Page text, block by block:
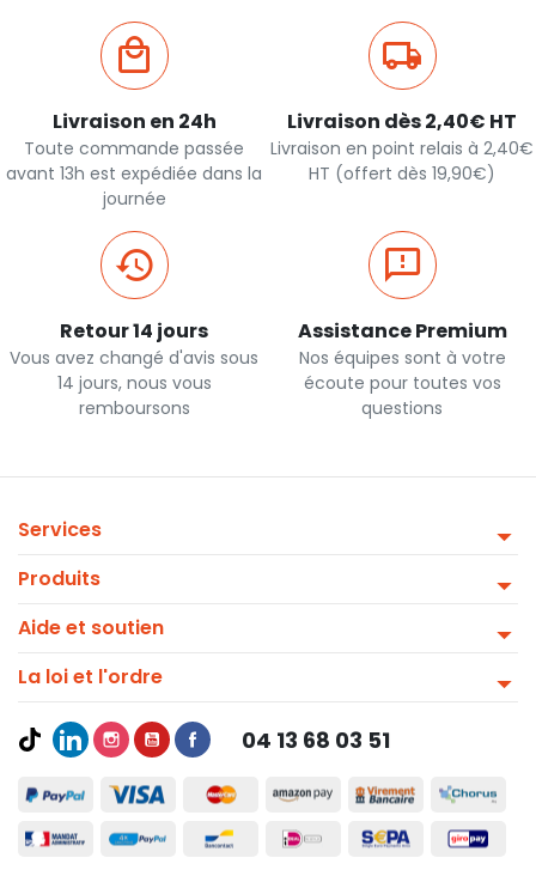
Livraison en 24h
Toute commande passée
avant 13h est expédiée dans la
journée
Livraison dès 2,40€ HT
Livraison en point relais à 2,40€
HT (offert dès 19,90€)
Retour 14 jours
Vous avez changé d'avis sous
14 jours, nous vous
remboursons
Assistance Premium
Nos équipes sont à votre
écoute pour toutes vos
questions
Services
Produits
Aide et soutien
La loi et l'ordre
04 13 68 03 51